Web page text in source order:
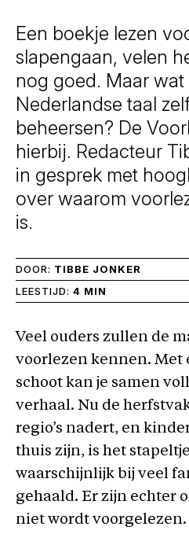
Een boekje lezen
slapengaan, velen
nog goed. Maar
Nederlandse taal
beheersen? De
hierbij. Redacteur
in gesprek met
over waarom
is.
DOOR: TIBBE JONKER
LEESTIJD: 4 MIN
Veel ouders zullen de
voorlezen kennen. Met
schoot kan je samen
verhaal. Nu de
regio’s nadert, en
thuis zijn, is het
waarschijnlijk bij veel
gehaald. Er zijn echter
niet wordt voorgelezen.